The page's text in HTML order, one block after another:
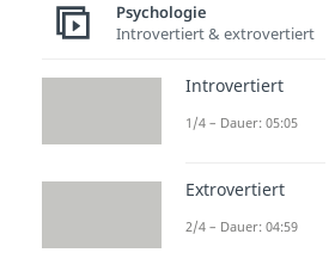
Psychologie
Introvertiert & extrovertiert
Introvertiert
1/4 – Dauer: 05:05
Extrovertiert
2/4 – Dauer: 04:59